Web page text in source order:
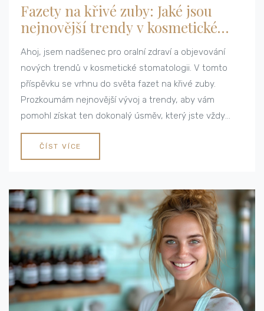
Fazety na křivé zuby: Jaké jsou
nejnovější trendy v kosmetické
stomatologii
Ahoj, jsem nadšenec pro oralní zdraví a objevování
nových trendů v kosmetické stomatologii. V tomto
příspěvku se vrhnu do světa fazet na křivé zuby.
Prozkoumám nejnovější vývoj a trendy, aby vám
pomohl získat ten dokonalý úsměv, který jste vždy
chtěli. Připojte se ke mně, když objevuji, jak
profesionálové zuby nejen vyrovnávají, ale také
transformují naše obličeje do něčeho, co opravdu
ČÍST VÍCE